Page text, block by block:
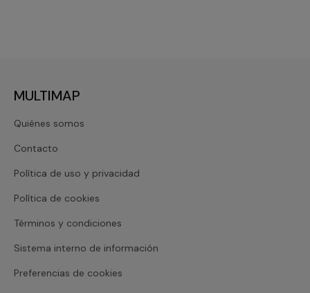
MULTIMAP
Quiénes somos
Contacto
Política de uso y privacidad
Política de cookies
Términos y condiciones
Sistema interno de información
Preferencias de cookies